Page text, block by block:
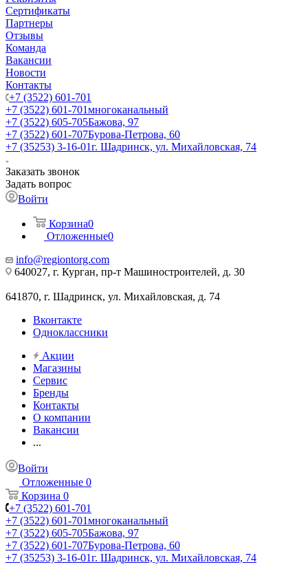
Сертификаты
Партнеры
Отзывы
Команда
Вакансии
Новости
Контакты
+7 (3522) 601-701
+7 (3522) 601-701многоканальный
+7 (3522) 605-705Бажова, 97
+7 (3522) 601-707Бурова-Петрова, 60
+7 (35253) 3-16-01г. Шадринск, ул. Михайловская, 74
Заказать звонок
Задать вопрос
Войти
Корзина0
Отложенные0
info@regiontorg.com
640027, г. Курган, пр-т Машиностроителей, д. 30
641870, г. Шадринск, ул. Михайловская, д. 74
Вконтакте
Одноклассники
Акции
Магазины
Сервис
Бренды
Контакты
О компании
Вакансии
...
Войти
Отложенные 0
Корзина 0
+7 (3522) 601-701
+7 (3522) 601-701многоканальный
+7 (3522) 605-705Бажова, 97
+7 (3522) 601-707Бурова-Петрова, 60
+7 (35253) 3-16-01г. Шадринск, ул. Михайловская, 74